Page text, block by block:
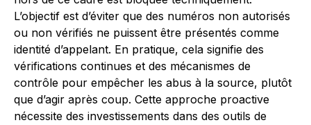
L’objectif est d’éviter que des numéros non autorisés
ou non vérifiés ne puissent être présentés comme
identité d’appelant. En pratique, cela signifie des
vérifications continues et des mécanismes de
contrôle pour empêcher les abus à la source, plutôt
que d’agir après coup. Cette approche proactive
nécessite des investissements dans des outils de